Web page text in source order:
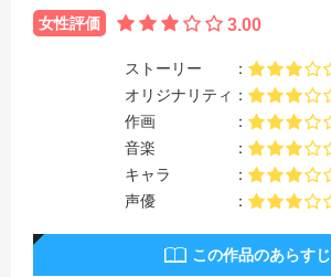
女性評価 3.00
ストーリー
オリジナリティ
作画
音楽
キャラ
声優
この作品のあらすじ